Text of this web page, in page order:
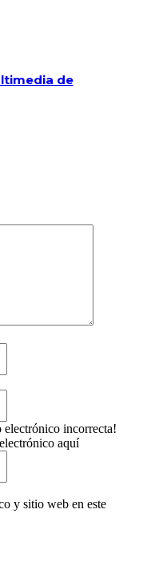
de
electrónico incorrecta!
aquí
y sitio web en este